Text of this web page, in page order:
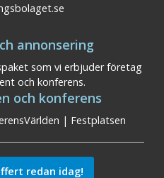
annonsering
som vi erbjuder företag
och konferens.
och konferens
| Festplatsen
redan idag!